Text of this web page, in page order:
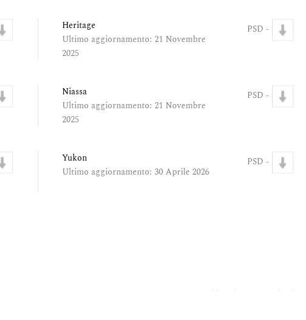
Heritage
Ultimo aggiornamento: 21 Novembre
2025
PSD -
Niassa
Ultimo aggiornamento: 21 Novembre
2025
PSD -
Yukon
Ultimo aggiornamento: 30 Aprile 2026
PSD -
Powered by Phoca Download